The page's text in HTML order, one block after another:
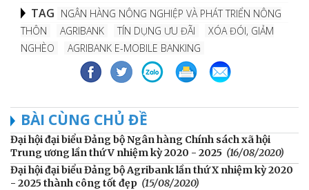
TAG NGÂN HÀNG NÔNG NGHIỆP VÀ PHÁT TRIỂN NÔNG
THÔN
AGRIBANK TÍN DỤNG ƯU ĐÃI
XÓA ĐÓI, GIẢM
NGHÈO
AGRIBANK E-MOBILE BANKING
BÀI CÙNG CHỦ ĐỀ
Đại hội đại biểu Đảng bộ Ngân hàng Chính sách xã hội
Trung ương lần thứ V nhiệm kỳ 2020 - 2025 (16/08/2020)
Đại hội đại biểu Đảng bộ Agribank lần thứ X nhiệm kỳ 2020
- 2025 thành công tốt đẹp (15/08/2020)